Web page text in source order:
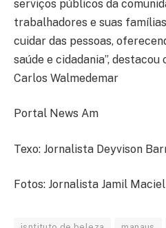
serviços públicos da
trabalhadores e suas
cuidar das pessoas,
saúde e cidadania”,
Carlos Walmedemar
Portal News Am
Texo: Jornalista Deyvison
Fotos: Jornalista Jamil Maciel